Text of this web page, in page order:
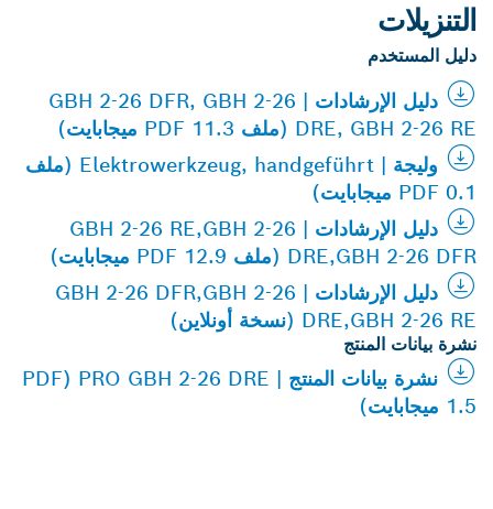
التنزيلات
دليل المستخدم
دليل الإرشادات | GBH 2-26 DFR, GBH 2-26
DRE, GBH 2-26 RE (ملف PDF 11.3 ميجابايت)
وليجة | Elektrowerkzeug, handgeführt (ملف
PDF 0.1 ميجابايت)
دليل الإرشادات | GBH 2-26 RE,GBH 2-26
DRE,GBH 2-26 DFR (ملف PDF 12.9 ميجابايت)
دليل الإرشادات | GBH 2-26 DFR,GBH 2-26
DRE,GBH 2-26 RE (نسخة أونلاين)
نشرة بيانات المنتج
نشرة بيانات المنتج | PRO GBH 2-26 DRE (PDF
1.5 ميجابايت)